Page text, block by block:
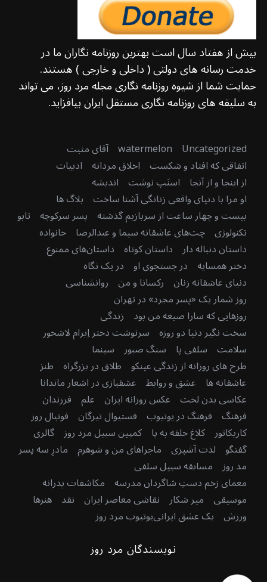
بیش از هفتاد سال است بهترین روزنامه نگاران ما در
خدمت رسانه های دولتی ( داخلی و خارجی ) هستند.
حمایت شما از شیوه روزنامه نگاری مجله مرد روز، می تواند
به سلیقه های روزنامه نگاری مستقل ایران بیافزاید.
Uncategorized
watermelon آقای مثبت
اتفاقی که افتاد و شکست اخلاق مردانه ادبیات
از اینجا و از آنجا اسنَپ نوشت اندیشه
او مرا با دنیای واقعی زنانگی آشنا ساخت بلاگ ها
بیست و چهار ساعت از سربازیم گذشته پسر سرکوچه تابو
تکنولوژی چت‌های عاشقانه سیما و عبدالرضا خانواده
داستان دنباله دار داستان کوتاه داستان‌های ممنوع
دختر همسایه در جستجوی او در یک نگاه
دنیای عاشقانه زنان رکسانا و من روانشناسی
روز شمار یک «پسر مجرد» در تهران
روزهایی که سارا صیغه من بود زندگی
سخت نگیر دنیا دو روزه سرنوشت دختر اِبرام لاشخور
سلامت سلفی پا سنگ صبور سینما
طرح های روزانه از زندگی عینکو طلاق در بزرگراه طنز
عاشقانه ها عشق و روابط عشقبازی در اشعار ماندانا
عکاسی بدن لخت عکس روزانه ایران علم فرزندان
فرهنگ فرهنگ در یوتیوب فستیوال تیرگان فوتبال روز
کاریکاتور کلاغ حلقه به پا کمپین سبیل مرد روز گالری
گفتگو لذت آشپزی ماجراهای من و شوهرم مادرِ سه پسر
مد روز مسابقه سبیل سلفی
معمای زخم دستِ شاگردان مدرسه مکاشفات پدرانه
موسیقی میر شکار نقاشی معاصر ایران نقد هنرها
ورزش یک عشق ایرانییوتیوب مرد روز
نویسندگان مرد روز